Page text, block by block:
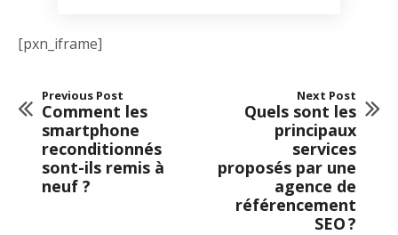
[pxn_iframe]
Previous Post
Comment les
smartphone
reconditionnés
sont-ils remis à
neuf ?
Next Post
Quels sont les
principaux
services
proposés par une
agence de
référencement
SEO ?